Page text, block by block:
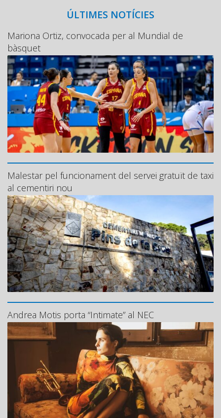
ÚLTIMES NOTÍCIES
Mariona Ortiz, convocada per al Mundial de
bàsquet
Malestar pel funcionament del servei gratuït de taxi
al cementiri nou
Andrea Motis porta “Intimate” al NEC